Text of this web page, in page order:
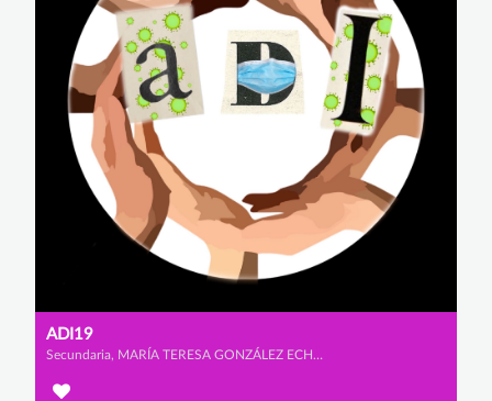
ADI19
Secundaria, MARÍA TERESA GONZÁLEZ ECHEVERRÍA-TORRES, MARÍA MARTÍNEZ VILLAR y MARIO VAZQUEZ SIMÓN